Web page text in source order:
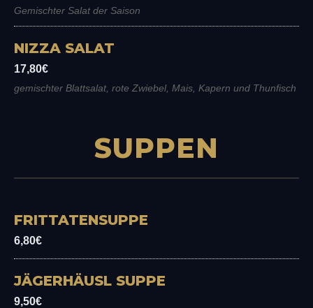
Gemischter Salat der Saison
NIZZA SALAT
17,80€
gemischter Blattsalat, rote Zwiebel, Mais, Kapern und Thunfisch
SUPPEN
FRITTATENSUPPE
6,80€
JÄGERHÄUSL SUPPE
9,50€